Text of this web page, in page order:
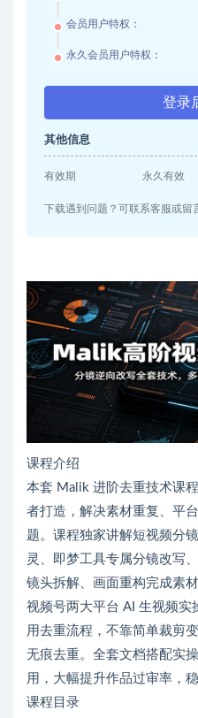
会员用户特权：
永久会员用户特权：
登录
其他信息
有效期 永久有效
下载遇到问题？可联系客服或留
课程介绍
本套 Malik 进阶去重技术课
者打造，解决素材重复、平
题。课程独家讲解短视频分
灵、即梦工具专属分镜改写
镜头拆解、画面重构完成素
视频号两大平台 AI 生视频实
用去重流程，不靠简单裁剪
无痕去重。全套文档搭配实
用，大幅提升作品过审率，
课程目录